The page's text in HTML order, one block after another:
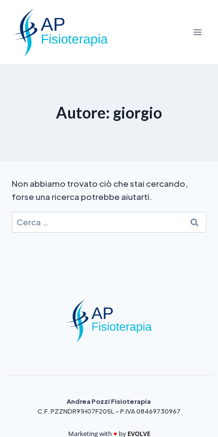
Autore: giorgio
Non abbiamo trovato ciò che stai cercando,
forse una ricerca potrebbe aiutarti.
Andrea Pozzi Fisioterapia
C.F. PZZNDR91H07F205L – P.IVA 08469730967
Marketing with ♥️ by EVOLVE